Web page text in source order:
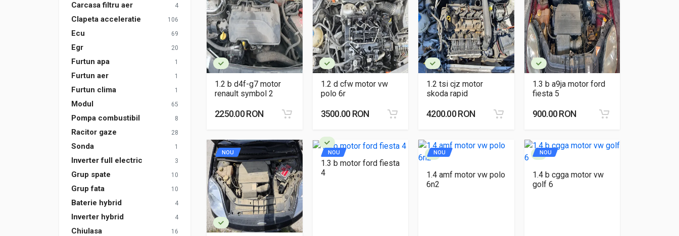
Carcasa filtru aer 4
Clapeta acceleratie 106
Ecu 69
Egr 20
Furtun apa 1
Furtun aer 1
Furtun clima 1
Modul 65
Pompa combustibil 8
Racitor gaze 28
Sonda 1
Inverter full electric 3
Grup spate 10
Grup fata 10
Baterie hybrid 4
Inverter hybrid 4
Chiulasa 16
1.2 b d4f-g7 motor
renault symbol 2
2250.00 RON
1.2 d cfw motor vw
polo 6r
3500.00 RON
1.2 tsi cjz motor
skoda rapid
4200.00 RON
1.3 b a9ja motor ford
fiesta 5
900.00 RON
NOU NOU
1.3 b motor ford fiesta
4
NOU
1.4 amf motor vw polo
6n2
NOU
1.4 b cgga motor vw
golf 6